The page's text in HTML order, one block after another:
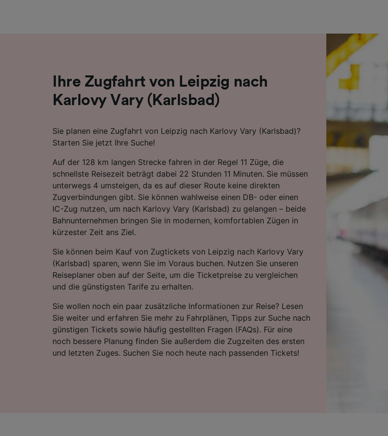
Ihre Zugfahrt von Leipzig nach
Karlovy Vary (Karlsbad)
Sie planen eine Zugfahrt von Leipzig nach Karlovy Vary (Karlsbad)?
Starten Sie jetzt Ihre Suche!
Auf der 128 km langen Strecke fahren in der Regel 11 Züge, die
schnellste Reisezeit beträgt dabei 22 Stunden 11 Minuten. Sie müssen
unterwegs 4 umsteigen, da es auf dieser Route keine direkten
Zugverbindungen gibt. Sie können wahlweise einen DB- oder einen
IC-Zug nutzen, um nach Karlovy Vary (Karlsbad) zu gelangen – beide
Bahnunternehmen bringen Sie in modernen, komfortablen Zügen in
kürzester Zeit ans Ziel.
Sie können beim Kauf von Zugtickets von Leipzig nach Karlovy Vary
(Karlsbad) sparen, wenn Sie im Voraus buchen. Nutzen Sie unseren
Reiseplaner oben auf der Seite, um die Ticketpreise zu vergleichen
und die günstigsten Tarife zu erhalten.
Sie wollen noch ein paar zusätzliche Informationen zur Reise? Lesen
Sie weiter und erfahren Sie mehr zu Fahrplänen, Tipps zur Suche nach
günstigen Tickets sowie häufig gestellten Fragen (FAQs). Für eine
noch bessere Planung finden Sie außerdem die Zugzeiten des ersten
und letzten Zuges. Suchen Sie noch heute nach passenden Tickets!